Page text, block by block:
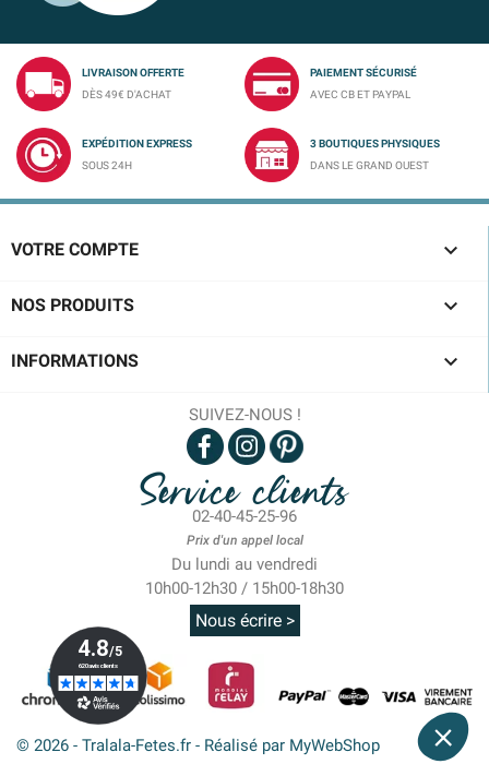
LIVRAISON OFFERTE
DÈS 49€ D'ACHAT
PAIEMENT SÉCURISÉ
AVEC CB ET PAYPAL
EXPÉDITION EXPRESS
SOUS 24H
3 BOUTIQUES PHYSIQUES
DANS LE GRAND OUEST
VOTRE COMPTE 
NOS PRODUITS 
INFORMATIONS 
SUIVEZ-NOUS !
Service clients
02-40-45-25-96
Prix d'un appel local
Du lundi au vendredi
10h00-12h30 / 15h00-18h30
Nous écrire >
© 2026 - Tralala-Fetes.fr - Réalisé par MyWebShop